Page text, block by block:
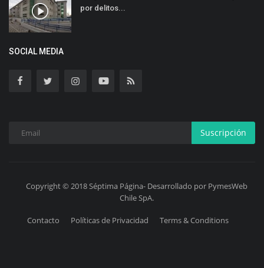
por delitos...
SOCIAL MEDIA
Suscripción
Copyright © 2018 Séptima Página- Desarrollado por PymesWeb
Chile SpA.
Contacto Políticas de Privacidad Terms & Conditions